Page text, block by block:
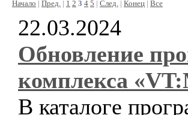
Начало | Пред. | 1 2 3 4 5 | След. | Конец | Все
22.03.2024
Обновление
комплекса
В каталоге